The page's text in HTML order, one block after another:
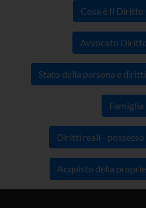
Cosa è Il Diritto
Avvocato
Stato della persona e
Famiglia
Diritti reali -
Acquisto della